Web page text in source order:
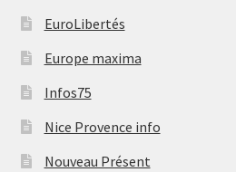
EuroLibertés
Europe maxima
Infos75
Nice Provence info
Nouveau Présent